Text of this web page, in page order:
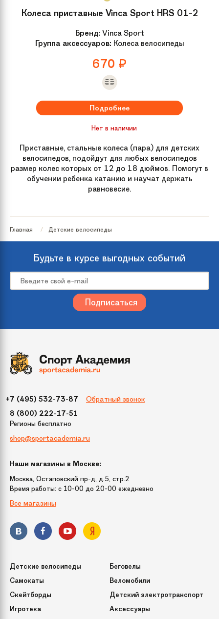
Колеса приставные Vinca Sport HRS 01-2
Бренд: Vinca Sport
Группа аксессуаров: Колеса велосипеды
670 ₽
Подробнее
Нет в наличии
Приставные, стальные колеса (пара) для детских
велосипедов, подойдут для любых велосипедов
размер колес которых от 12 до 18 дюймов. Помогут в
обучении ребенка катанию и научат держать
равновесие.
Главная Детские велосипеды
Будьте в курсе выгодных событий
+7 (495) 532-73-87 Обратный звонок
8 (800) 222-17-51
Регионы бесплатно
shop@sportacademia.ru
Наши магазины в Москве:
Москва, Остаповский пр-д, д.5, стр.2
Время работы: c 10-00 до 20-00 ежедневно
Все магазины
Детские велосипеды
Беговелы
Самокаты
Веломобили
Скейтборды
Детский электротранспорт
Игротека
Аксессуары